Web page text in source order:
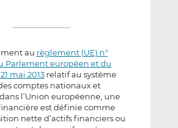
au règlement (UE) n°
Parlement européen et du
mai 2013relatif au système
comptes nationaux et
l’Union européenne, une
est définie comme
nette d’actifs financiers ou